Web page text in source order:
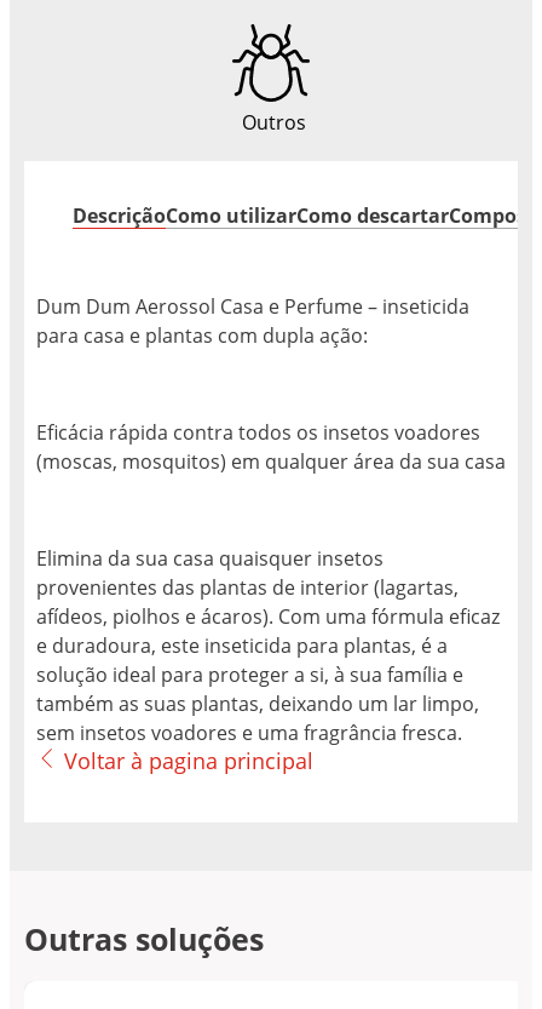
Outros
DescriçãoComo utilizarComo descartar
Dum Dum Aerossol Casa e Perfume – inseticida
para casa e plantas com dupla ação:
Eficácia rápida contra todos os insetos voadores
(moscas, mosquitos) em qualquer área da sua casa
Elimina da sua casa quaisquer insetos
provenientes das plantas de interior (lagartas,
afídeos, piolhos e ácaros). Com uma fórmula eficaz
e duradoura, este inseticida para plantas, é a
solução ideal para proteger a si, à sua família e
também as suas plantas, deixando um lar limpo,
sem insetos voadores e uma fragrância fresca.
Voltar à pagina principal
Outras soluções